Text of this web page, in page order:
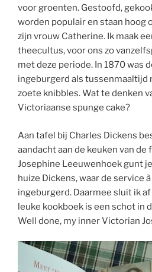
voor groenten. Gestoofd,
worden populair en staan hoog
zijn vrouw Catherine. Ik maak
theecultus, voor ons zo
met deze periode. In 1870 was
ingeburgerd als tussenmaaltijd
zoete knibbles. Wat te denken
Victoriaanse spunge cake?
Aan tafel bij Charles Dickens
aandacht aan de keuken van
Josephine Leeuwenhoek gunt
huize Dickens, waar de service
ingeburgerd. Daarmee sluit ik
leuke kookboek is een schot in
Well done, my inner Victorian